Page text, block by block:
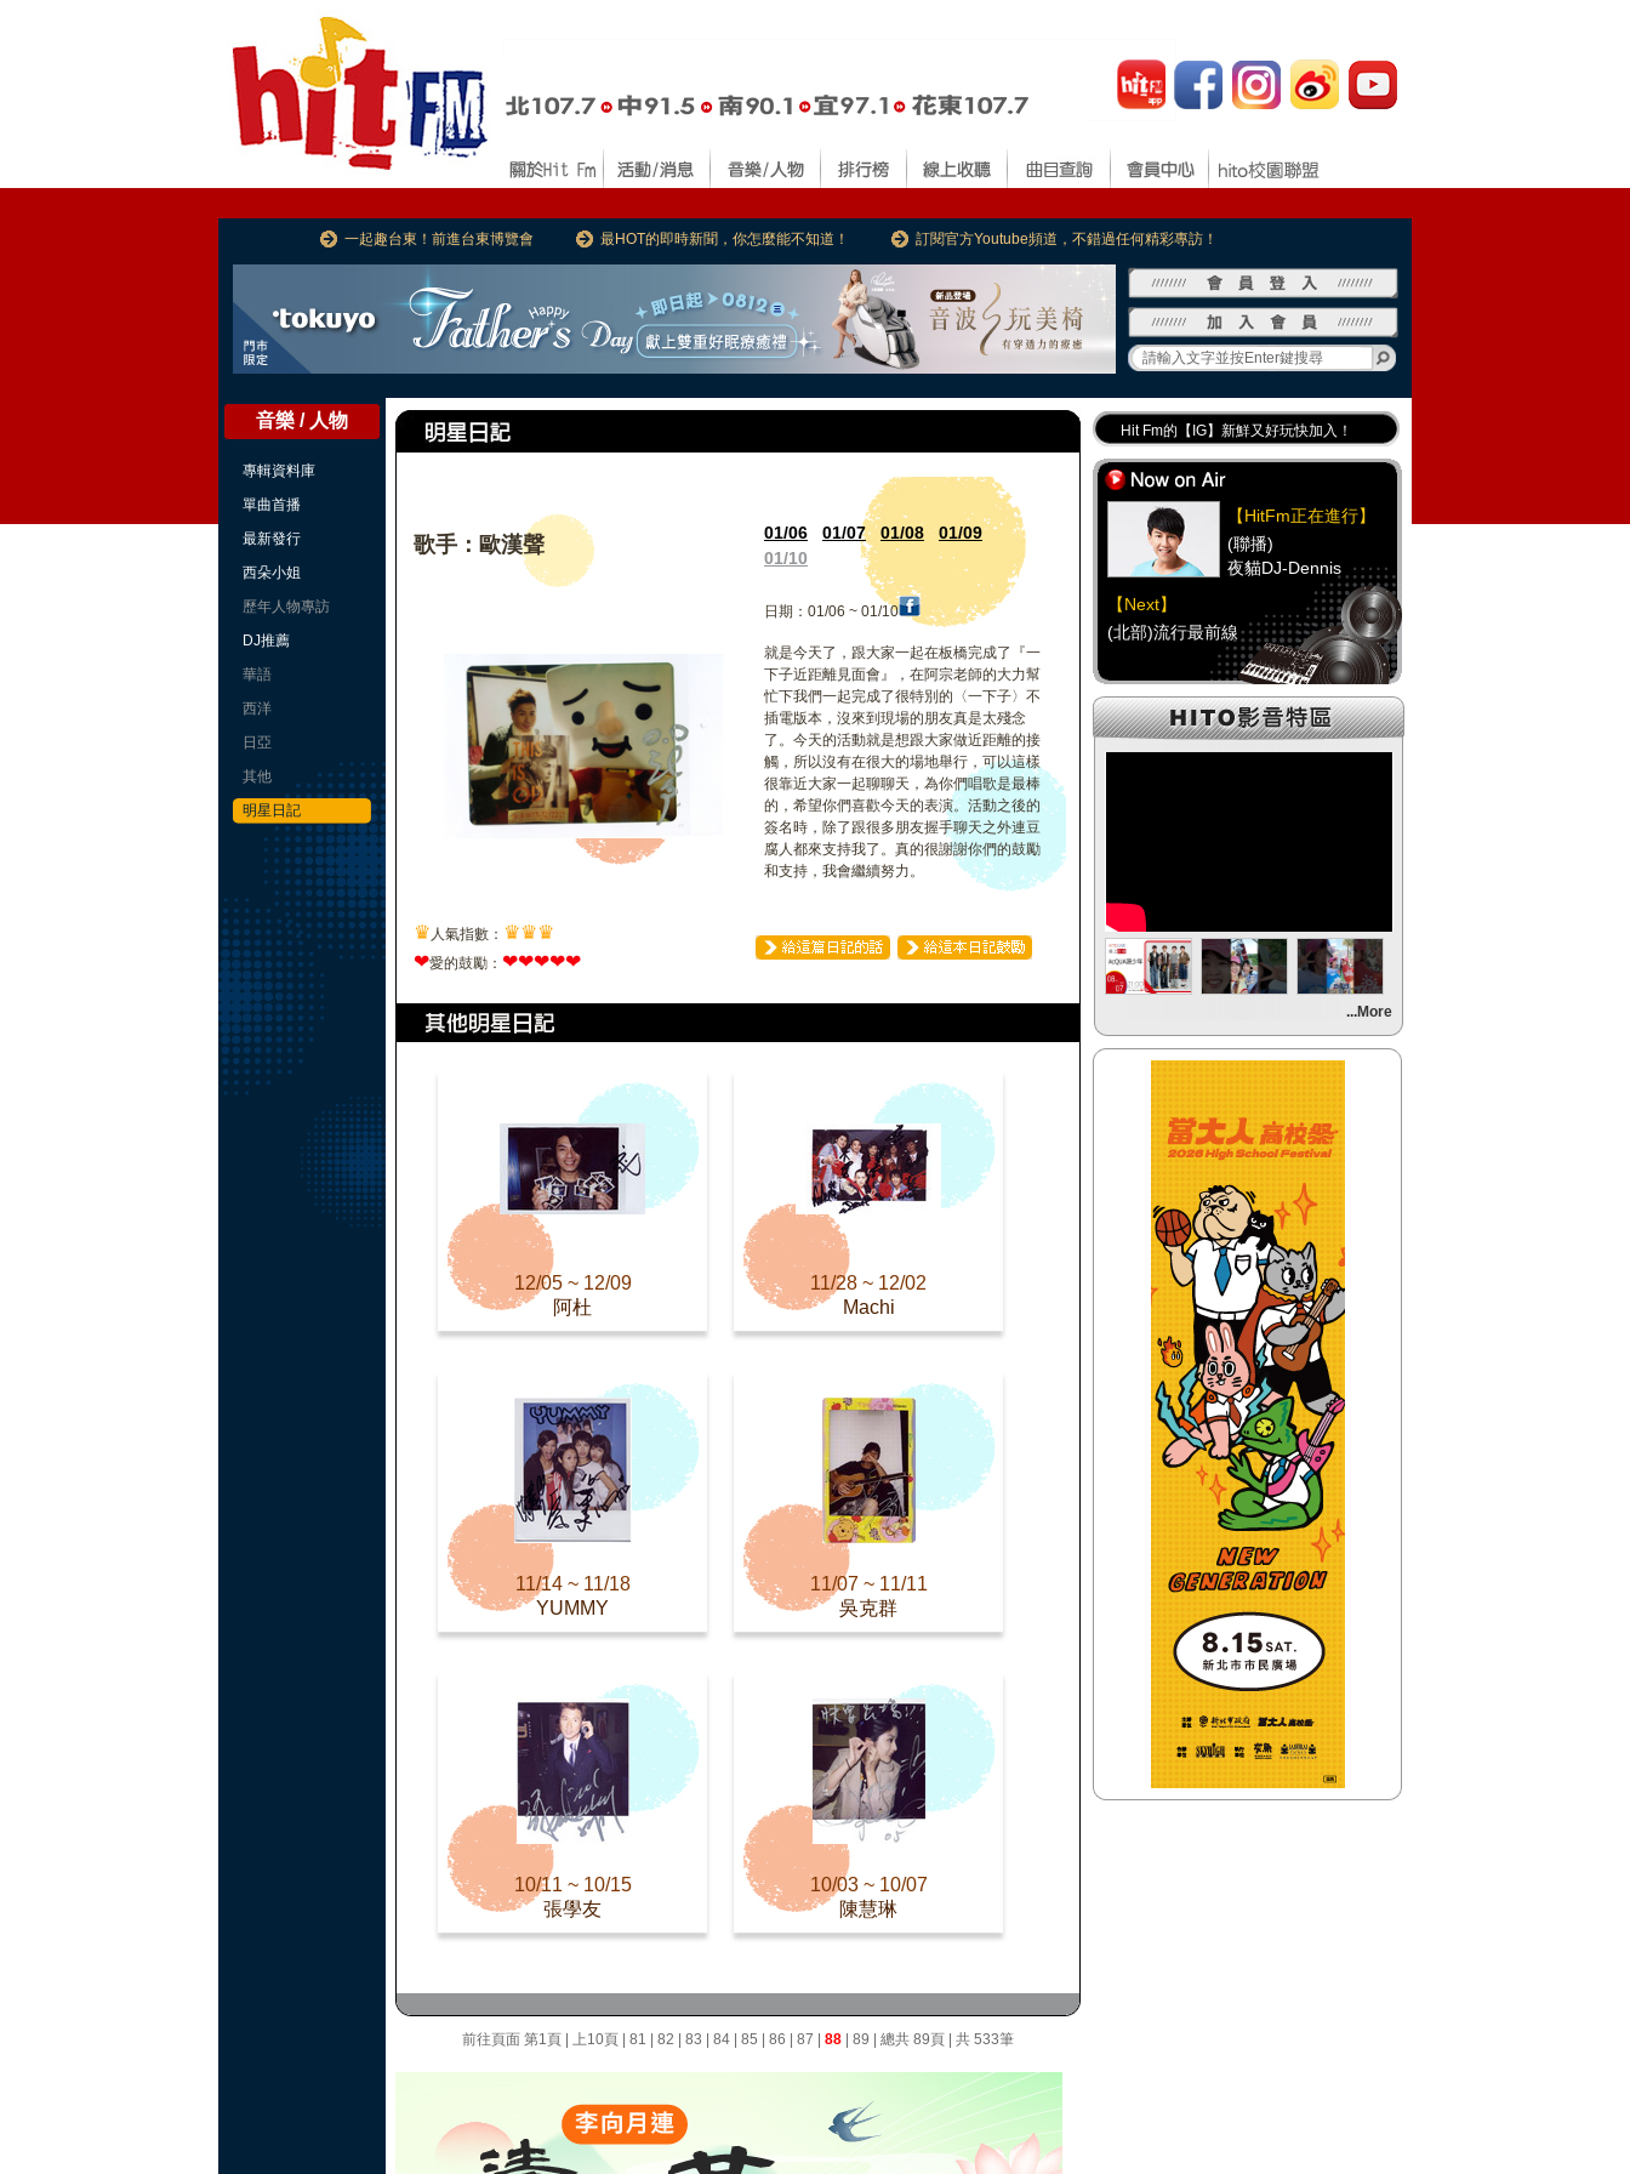
一起趣台東！前進台東博覽會 最HOT的即時新聞，你怎麼能不知道！ 訂閱官方Youtube頻道，不錯過任何精彩專訪！
音樂 / 人物
專輯資料庫
單曲首播
最新發行
西朵小姐
歷年人物專訪
DJ推薦
華語
西洋
日亞
其他
明星日記
歌手：歐漢聲 01/06 01/07 01/08
01/09
01/10
日期：01/06 ~ 01/10
就是今天了，跟大家一起在板橋完成了『一
下子近距離見面會』，在阿宗老師的大力幫
忙下我們一起完成了很特別的〈一下子〉不
插電版本，沒來到現場的朋友真是太殘念
了。今天的活動就是想跟大家做近距離的接
觸，所以沒有在很大的場地舉行，可以這樣
很靠近大家一起聊聊天，為你們唱歌是最棒
的，希望你們喜歡今天的表演。活動之後的
簽名時，除了跟很多朋友握手聊天之外連豆
腐人都來支持我了。真的很謝謝你們的鼓勵
和支持，我會繼續努力。
♛ 人氣指數： ♛♛♛
❤愛的鼓勵： ❤❤❤❤❤
12/05 ~ 12/09
阿杜
11/28 ~ 12/02
Machi
11/14 ~ 11/18
YUMMY
11/07 ~ 11/11
吳克群
10/11 ~ 10/15
張學友
10/03 ~ 10/07
陳慧琳
前往頁面 第1頁 上10頁 81 82 83 84 85 86 87 88 89 | 總共 89頁 | 共 533筆
Hit Fm的【IG】新鮮又好玩快加入！
Hit Fm【FB臉書粉絲團】等你加入！
最專業《DJ推薦》好音樂千萬別錯過！
好康報報 最新優惠訊息都在這！
【HitFm正在進行】
(聯播)
夜貓DJ-Dennis
【Next】
(北部)流行最前線
【HitFm正在進行】
(聯播)
(聯播)
夜貓DJ-Dennis
【Next】
(聯播)
夜貓DJ-Dennis
(宜蘭)流行最前線
【HitFm正在進行】
(聯播)
夜貓DJ-Dennis
【Next】
(花東)流行最精選
...More